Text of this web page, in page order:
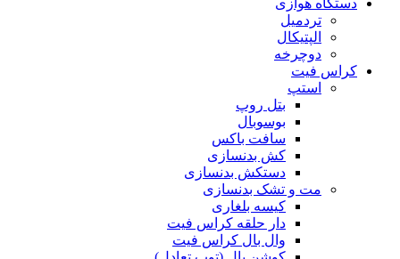
دستگاه هوازی
تردمیل
الپتیکال
دوچرخه
کراس فیت
استپ
بتل روپ
بوسوبال
سافت باکس
کش بدنسازی
دستکش بدنسازی
مت و تشک بدنسازی
کیسه بلغاری
دار حلقه کراس فیت
وال بال کراس فیت